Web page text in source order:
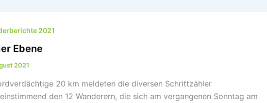
2021
Ebene
2021
20 km meldeten die diversen Schrittzähler
den 12 Wanderern, die sich am vergangenen Sonntag am